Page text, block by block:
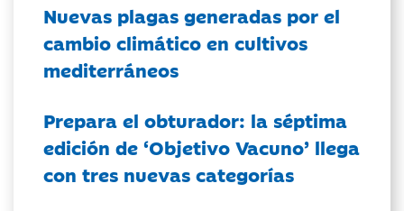
Nuevas plagas generadas por el
cambio climático en cultivos
mediterráneos
Prepara el obturador: la séptima
edición de ‘Objetivo Vacuno’ llega
con tres nuevas categorías